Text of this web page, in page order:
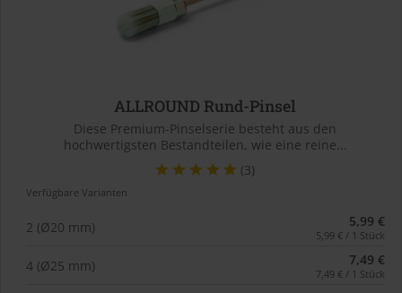
ALLROUND Rund-Pinsel
Diese Premium-Pinselserie besteht aus den
hochwertigsten Bestandteilen, wie eine reine...
(3)
Verfügbare Varianten
2 (Ø20 mm) 5,99 €
5,99 € / 1 Stück
4 (Ø25 mm) 7,49 €
7,49 € / 1 Stück